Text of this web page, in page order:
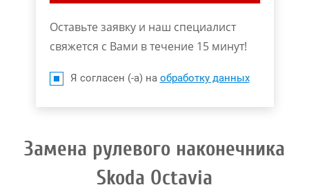
Оставьте заявку и наш специалист
свяжется с Вами в течение 15 минут!
Я согласен (-а) на обработку данных
Замена рулевого наконечника
Skoda Octavia